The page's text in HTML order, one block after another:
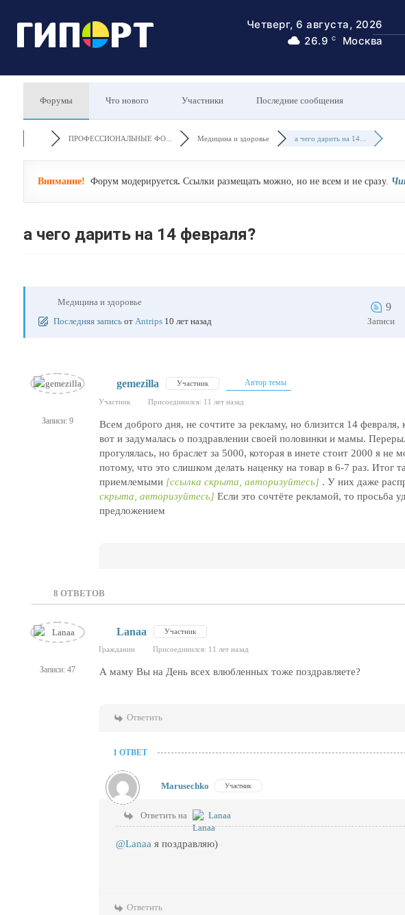
Четверг, 6 августа, 2026
26.9
C Москва
Форумы Что нового Участники Последние сообщения
ПРОФЕССИОНАЛЬНЫЕ ФО... Медицина и здоровье а чего дарить на 14...
Внимание! Форум модерируется. Ссылки размещать можно, но не всем и не сразу.
а чего дарить на 14 февраля?
Медицина и здоровье
Последняя запись от Antrips 10 лет назад
9
Записи
Записи: 9
gemezilla Участник Автор темы
Участник Присоединился: 11 лет назад
Всем доброго дня, не сочтите за рекламу, но близится 14 февраля,
вот и задумалась о поздравлении своей половинки и мамы.
прогулялась, но браслет за 5000, которая в инете стоит 2000 я не
потому, что это слишком делать наценку на товар в 6-7 раз. Итог
приемлемыми [ссылка скрыта, авторизуйтесь] . У них даже
скрыта, авторизуйтесь] Если это сочтёте рекламой, то просьба
предложением
8 ОТВЕТОВ
Записи: 47
Lanaa Участник
Гражданин Присоединился: 11 лет назад
А маму Вы на День всех влюбленных тоже поздравляете?
Ответить
1 ОТВЕТ
Marusechko Участник
Ответить на Lanaa
@Lanaa я поздравляю)
Ответить